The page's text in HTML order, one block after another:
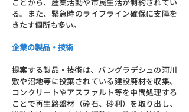
る。また、緊急時のライフライン確保に支障を
きたす個所も多い。
企業の製品・技術
提案する製品・技術は、バングラデシュの河川
敷や沼地等に投棄されている建設廃材を収集、
コンクリートやアスファルト等を中間処理する
ことで再生路盤材（砕石、砂利）を取り出し、